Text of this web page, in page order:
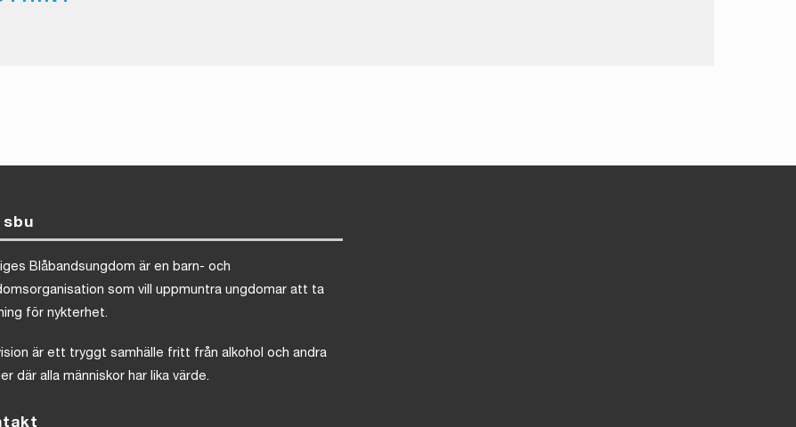
sbu
Blåbandsungdom är en barn- och
som vill uppmuntra ungdomar att ta
för nykterhet.
är ett tryggt samhälle fritt från alkohol och andra
där alla människor har lika värde.